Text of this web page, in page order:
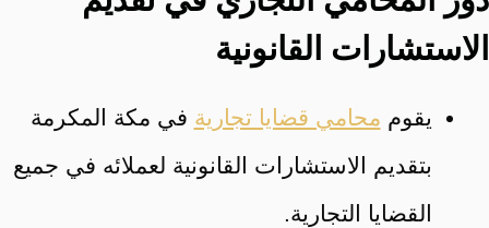
الاستشارات القانونية
يقوم محامي قضايا تجارية في مكة المكرمة
بتقديم الاستشارات القانونية لعملائه في جميع
القضايا التجارية.